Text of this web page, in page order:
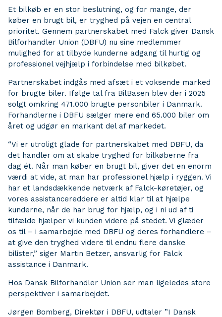
Et bilkøb er en stor beslutning, og for mange, der
køber en brugt bil, er tryghed på vejen en central
prioritet. Gennem partnerskabet med Falck giver Dansk
Bilforhandler Union (DBFU) nu sine medlemmer
mulighed for at tilbyde kunderne adgang til hurtig og
professionel vejhjælp i forbindelse med bilkøbet.
Partnerskabet indgås med afsæt i et voksende marked
for brugte biler. Ifølge tal fra BilBasen blev der i 2025
solgt omkring 471.000 brugte personbiler i Danmark.
Forhandlerne i DBFU sælger mere end 65.000 biler om
året og udgør en markant del af markedet.
“Vi er utroligt glade for partnerskabet med DBFU, da
det handler om at skabe tryghed for bilkøberne fra
dag ét. Når man køber en brugt bil, giver det en enorm
værdi at vide, at man har professionel hjælp i ryggen. Vi
har et landsdækkende netværk af Falck-køretøjer, og
vores assistancereddere er altid klar til at hjælpe
kunderne, når de har brug for hjælp, og i ni ud af ti
tilfælde hjælper vi kunden videre på stedet. Vi glæder
os til – i samarbejde med DBFU og deres forhandlere –
at give den tryghed videre til endnu flere danske
bilister,” siger Martin Betzer, ansvarlig for Falck
assistance i Danmark.
Hos Dansk Bilforhandler Union ser man ligeledes store
perspektiver i samarbejdet.
Jørgen Bomberg, Direktør i DBFU, udtaler ”I Dansk